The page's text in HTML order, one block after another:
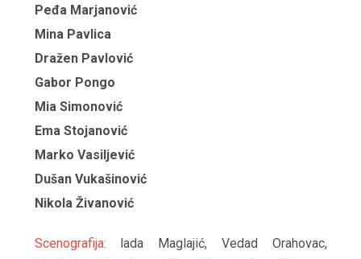
Peđa Marjanović
Mina Pavlica
Dražen Pavlović
Gabor Pongo
Mia Simonović
Ema Stojanović
Marko Vasiljević
Dušan Vukašinović
Nikola Živanović
Scenografija: lada Maglajić, Vedad Orahovac,